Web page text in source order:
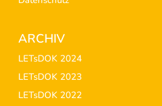
ARCHIV
LETsDOK 2024
LETsDOK 2023
LETsDOK 2022